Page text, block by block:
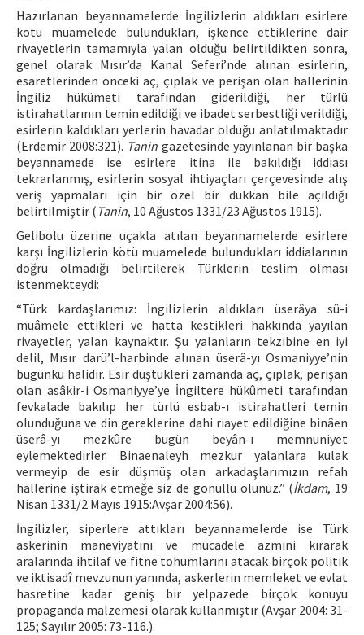
Hazırlanan beyannamelerde İngilizlerin aldıkları esirlere
kötü muamelede bulundukları, işkence ettiklerine dair
rivayetlerin tamamıyla yalan olduğu belirtildikten sonra,
genel olarak Mısır’da Kanal Seferi’nde alınan esirlerin,
esaretlerinden önceki aç, çıplak ve perişan olan hallerinin
İngiliz hükümeti tarafından giderildiği, her türlü
istirahatlarının temin edildiği ve ibadet serbestliği verildiği,
esirlerin kaldıkları yerlerin havadar olduğu anlatılmaktadır
(Erdemir 2008:321). Tanin gazetesinde yayınlanan bir başka
beyannamede ise esirlere itina ile bakıldığı iddiası
tekrarlanmış, esirlerin sosyal ihtiyaçları çerçevesinde alış
veriş yapmaları için bir özel bir dükkan bile açıldığı
belirtilmiştir ( Tanin, 10 Ağustos 1331/23 Ağustos 1915).
Gelibolu üzerine uçakla atılan beyannamelerde esirlere
karşı İngilizlerin kötü muamelede bulundukları iddialarının
doğru olmadığı belirtilerek Türklerin teslim olması
istenmekteydi:
“Türk kardaşlarımız: İngilizlerin aldıkları üserâya sû-i
muâmele ettikleri ve hatta kestikleri hakkında yayılan
rivayetler, yalan kaynaktır. Şu yalanların tekzibine en iyi
delil, Mısır darü’l-harbinde alınan üserâ-yı Osmaniyye’nin
bugünkü halidir. Esir düştükleri zamanda aç, çıplak, perişan
olan asâkir-i Osmaniyye’ye İngiltere hükûmeti tarafından
fevkalade bakılıp her türlü esbab-ı istirahatleri temin
olunduğuna ve din gereklerine dahi riayet edildiğine binâen
üserâ-yı mezkûre bugün beyân-ı memnuniyet
eylemektedirler. Binaenaleyh mezkur yalanlara kulak
vermeyip de esir düşmüş olan arkadaşlarımızın refah
hallerine iştirak etmeğe siz de gönüllü olunuz.” (İkdam, 19
Nisan 1331/2 Mayıs 1915:Avşar 2004:56).
İngilizler, siperlere attıkları beyannamelerde ise Türk
askerinin maneviyatını ve mücadele azmini kırarak
aralarında ihtilaf ve fitne tohumlarını atacak birçok politik
ve iktisadî mevzunun yanında, askerlerin memleket ve evlat
hasretine kadar geniş bir yelpazede birçok konuyu
propaganda malzemesi olarak kullanmıştır (Avşar 2004: 31-
125; Sayılır 2005: 73-116.).